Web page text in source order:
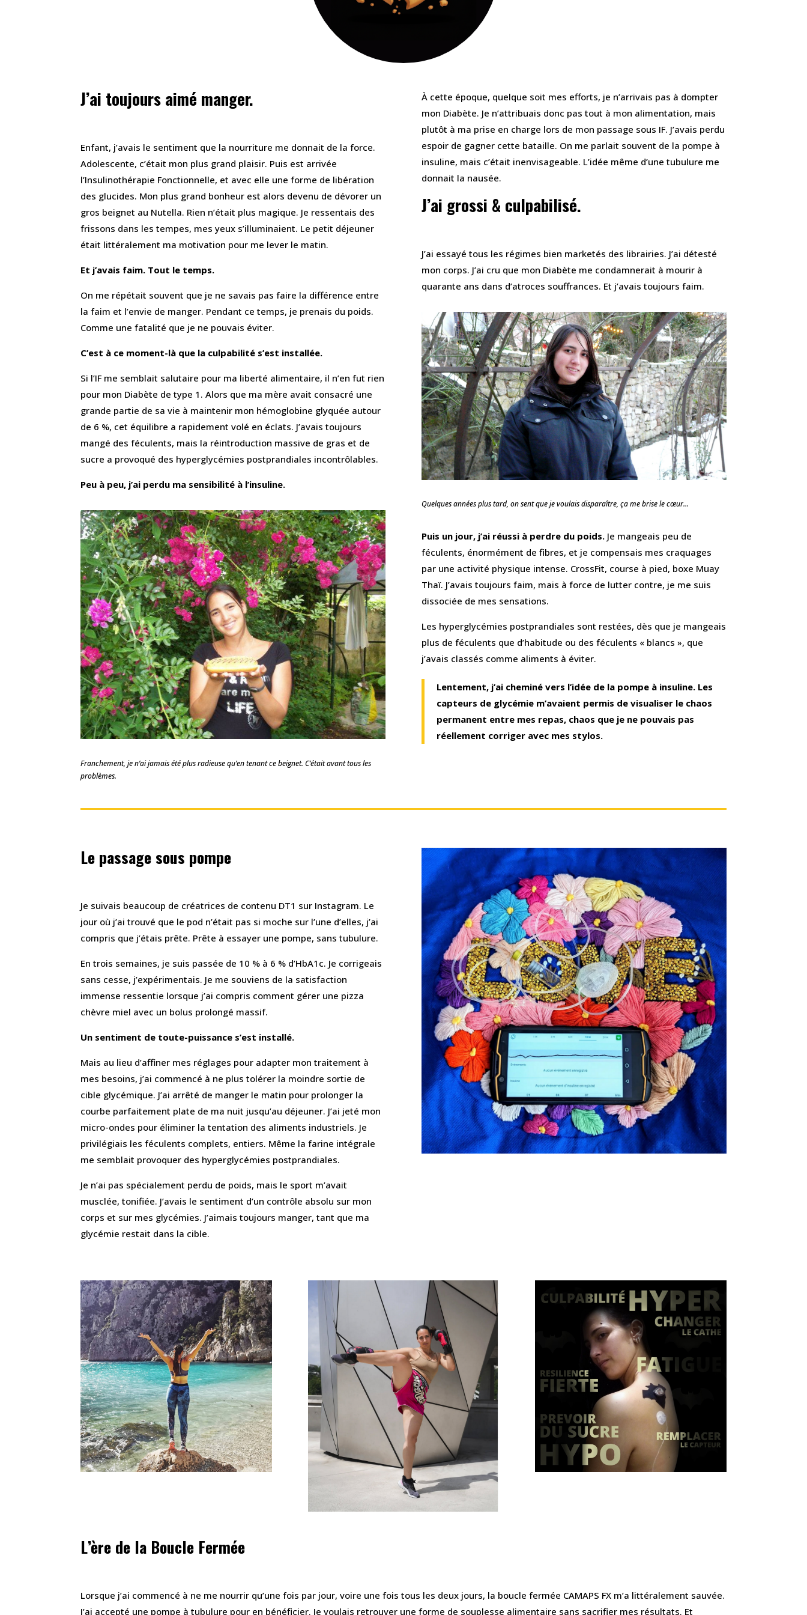
J’ai toujours aimé manger.
Enfant, j’avais le sentiment que la nourriture me donnait de la force.
Adolescente, c’était mon plus grand plaisir. Puis est arrivée
l’Insulinothérapie Fonctionnelle, et avec elle une forme de libération
des glucides. Mon plus grand bonheur est alors devenu de dévorer un
gros beignet au Nutella. Rien n’était plus magique. Je ressentais des
frissons dans les tempes, mes yeux s’illuminaient. Le petit déjeuner
était littéralement ma motivation pour me lever le matin.
Et j’avais faim. Tout le temps.
On me répétait souvent que je ne savais pas faire la différence entre
la faim et l’envie de manger. Pendant ce temps, je prenais du poids.
Comme une fatalité que je ne pouvais éviter.
C’est à ce moment-là que la culpabilité s’est installée.
Si l’IF me semblait salutaire pour ma liberté alimentaire, il n’en fut rien
pour mon Diabète de type 1. Alors que ma mère avait consacré une
grande partie de sa vie à maintenir mon hémoglobine glyquée autour
de 6 %, cet équilibre a rapidement volé en éclats. J’avais toujours
mangé des féculents, mais la réintroduction massive de gras et de
sucre a provoqué des hyperglycémies postprandiales incontrôlables.
Peu à peu, j’ai perdu ma sensibilité à l’insuline.
Franchement, je n’ai jamais été plus radieuse qu’en tenant ce beignet. C’était avant tous les
problèmes.
À cette époque, quelque soit mes efforts, je n’arrivais pas à dompter
mon Diabète. Je n’attribuais donc pas tout à mon alimentation, mais
plutôt à ma prise en charge lors de mon passage sous IF. J’avais perdu
espoir de gagner cette bataille. On me parlait souvent de la pompe à
insuline, mais c’était inenvisageable. L’idée même d’une tubulure me
donnait la nausée.
J’ai grossi & culpabilisé.
J’ai essayé tous les régimes bien marketés des librairies. J’ai détesté
mon corps. J’ai cru que mon Diabète me condamnerait à mourir à
quarante ans dans d’atroces souffrances. Et j’avais toujours faim.
Quelques années plus tard, on sent que je voulais disparaître, ça me brise le cœur…
Puis un jour, j’ai réussi à perdre du poids.Je mangeais peu de
féculents, énormément de fibres, et je compensais mes craquages
par une activité physique intense. CrossFit, course à pied, boxe Muay
Thaï. J’avais toujours faim, mais à force de lutter contre, je me suis
dissociée de mes sensations.
Les hyperglycémies postprandiales sont restées, dès que je mangeais
plus de féculents que d’habitude ou des féculents « blancs », que
j’avais classés comme aliments à éviter.
Lentement, j’ai cheminé vers l’idée de la pompe à insuline. Les
capteurs de glycémie m’avaient permis de visualiser le chaos
permanent entre mes repas, chaos que je ne pouvais pas
réellement corriger avec mes stylos.
Le passage sous pompe
Je suivais beaucoup de créatrices de contenu DT1 sur Instagram. Le
jour où j’ai trouvé que le pod n’était pas si moche sur l’une d’elles, j’ai
compris que j’étais prête. Prête à essayer une pompe, sans tubulure.
En trois semaines, je suis passée de 10 % à 6 % d’HbA1c. Je corrigeais
sans cesse, j’expérimentais. Je me souviens de la satisfaction
immense ressentie lorsque j’ai compris comment gérer une pizza
chèvre miel avec un bolus prolongé massif.
Un sentiment de toute-puissance s’est installé.
Mais au lieu d’affiner mes réglages pour adapter mon traitement à
mes besoins, j’ai commencé à ne plus tolérer la moindre sortie de
cible glycémique. J’ai arrêté de manger le matin pour prolonger la
courbe parfaitement plate de ma nuit jusqu’au déjeuner. J’ai jeté mon
micro-ondes pour éliminer la tentation des aliments industriels. Je
privilégiais les féculents complets, entiers. Même la farine intégrale
me semblait provoquer des hyperglycémies postprandiales.
Je n’ai pas spécialement perdu de poids, mais le sport m’avait
musclée, tonifiée. J’avais le sentiment d’un contrôle absolu sur mon
corps et sur mes glycémies. J’aimais toujours manger, tant que ma
glycémie restait dans la cible.
L’ère de la Boucle Fermée
Lorsque j’ai commencé à ne me nourrir qu’une fois par jour, voire une fois tous les deux jours, la boucle fermée CAMAPS FX m’a littéralement sauvée.
J’ai accepté une pompe à tubulure pour en bénéficier. Je voulais retrouver une forme de souplesse alimentaire sans sacrifier mes résultats. Et